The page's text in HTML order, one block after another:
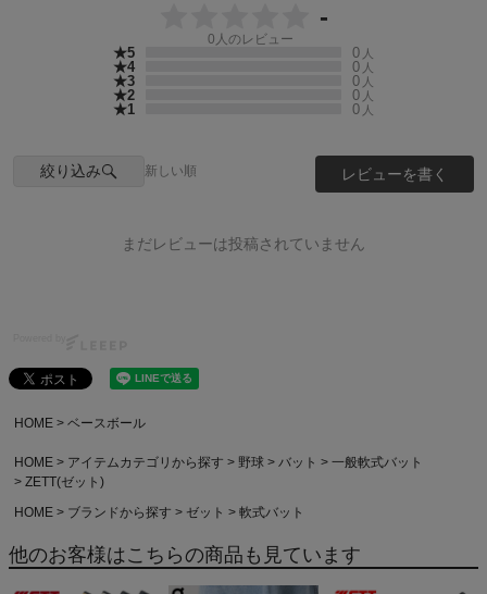
-
0 人のレビュー
★5 0 人
★4 0 人
★3 0 人
★2 0 人
★1 0 人
絞り込み 新しい順 レビューを書く
まだレビューは投稿されていません
HOME ベースボール
HOME アイテムカテゴリから探す 野球 バット
一般軟式バット
ZETT(ゼット)
HOME
ブランドから探す ゼット 軟式バット
他のお客様はこちらの商品も見ています